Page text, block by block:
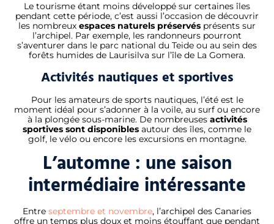
Le tourisme étant moins développé sur certaines îles
pendant cette période, c’est aussi l’occasion de découvrir
les nombreux espaces naturels préservés présents sur
l’archipel. Par exemple, les randonneurs pourront
s’aventurer dans le parc national du Teide ou au sein des
forêts humides de Laurisilva sur l’île de La Gomera.
Activités nautiques et sportives
Pour les amateurs de sports nautiques, l’été est le
moment idéal pour s’adonner à la voile, au surf ou encore
à la plongée sous-marine. De nombreuses activités
sportives sont disponibles autour des îles, comme le
golf, le vélo ou encore les excursions en montagne.
L’automne : une saison
intermédiaire intéressante
Entre septembre et novembre, l’archipel des Canaries
offre un temps plus doux et moins étouffant que pendant